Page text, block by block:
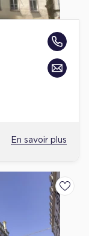
En savoir plus